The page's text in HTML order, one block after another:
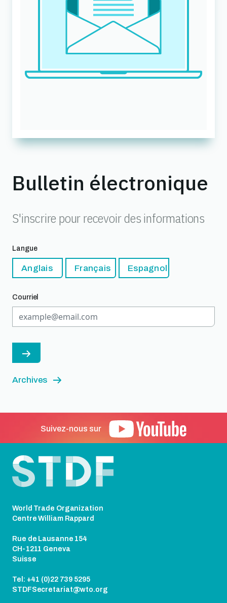
Bulletin électronique
S'inscrire pour recevoir des informations
Langue
Anglais Français Espagnol
Courriel
Archives
Suivez-nous sur
World Trade Organization
Centre William Rappard
Rue de Lausanne 154
CH-1211 Geneva
Suisse
Tel: +41 (0)22 739 5295
STDFSecretariat@wto.org